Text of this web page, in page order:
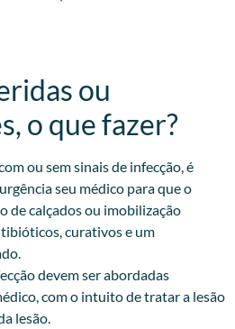
ou
o que fazer?​
ou sem sinais de infecção, é
seu médico para que o
de calçados ou imobilização
curativos e um
devem ser abordadas
com o intuito de tratar a lesão
lesão.